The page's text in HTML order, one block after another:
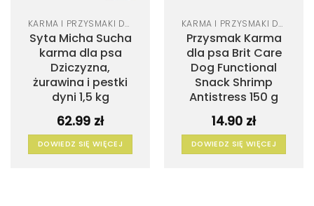
KARMA I PRZYSMAKI DLA PSA
Syta Micha Sucha
karma dla psa
Dziczyzna,
żurawina i pestki
dyni 1,5 kg
62.99 zł
DOWIEDZ SIĘ WIĘCEJ
KARMA I PRZYSMAKI DLA PSA
Przysmak Karma
dla psa Brit Care
Dog Functional
Snack Shrimp
Antistress 150 g
14.90 zł
DOWIEDZ SIĘ WIĘCEJ